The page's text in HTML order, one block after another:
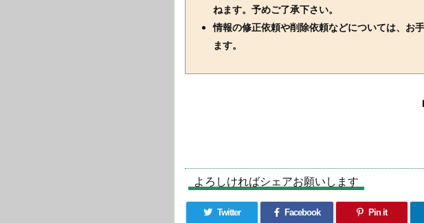
ねます。予めご了承下さい。
情報の修正依頼や削除依頼などについては、お
ます。
よろしければシェアお願いします
Twitter Facebook Pin it